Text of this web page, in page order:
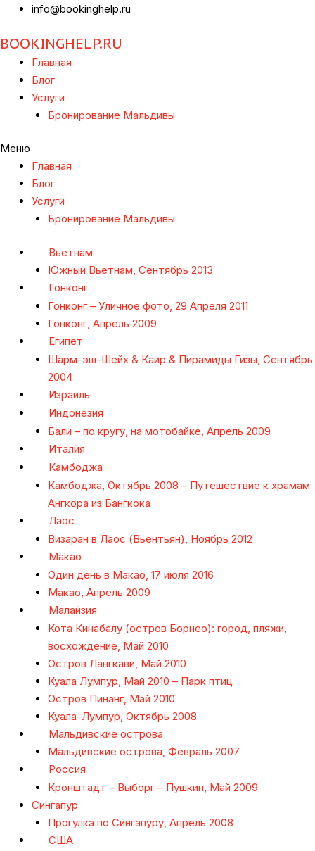
info@bookinghelp.ru
BOOKINGHELP.RU
Главная
Блог
Услуги
Бронирование Мальдивы
Меню
Главная
Блог
Услуги
Бронирование Мальдивы
Вьетнам
Южный Вьетнам, Сентябрь 2013
Гонконг
Гонконг – Уличное фото, 29 Апреля 2011
Гонконг, Апрель 2009
Египет
Шарм-эш-Шейх & Каир & Пирамиды Гизы, Сентябрь
2004
Израиль
Индонезия
Бали – по кругу, на мотобайке, Апрель 2009
Италия
Камбоджа
Камбоджа, Октябрь 2008 – Путешествие к храмам
Ангкора из Бангкока
Лаос
Визаран в Лаос (Вьентьян), Ноябрь 2012
Макао
Один день в Макао, 17 июля 2016
Макао, Апрель 2009
Малайзия
Кота Кинабалу (остров Борнео): город, пляжи,
восхождение, Май 2010
Остров Лангкави, Май 2010
Куала Лумпур, Май 2010 – Парк птиц
Остров Пинанг, Май 2010
Куала-Лумпур, Октябрь 2008
Мальдивские острова
Мальдивские острова, Февраль 2007
Россия
Кронштадт – Выборг – Пушкин, Май 2009
Сингапур
Прогулка по Сингапуру, Апрель 2008
США